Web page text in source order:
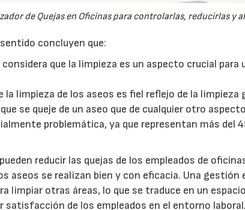
de Quejas en Oficinas para controlarlas, reducirlas y
concluyen que:
que la limpieza es un aspecto crucial para
la limpieza de los aseos es fiel reflejo de la limpieza
se queje de un aseo que de cualquier otro
problemática, ya que representan más del
reducir las quejas de los empleados de
aseos se realizan bien y con eficacia. Una gestión
limpiar otras áreas, lo que se traduce en un
satisfacción de los empleados en el entorno laboral.